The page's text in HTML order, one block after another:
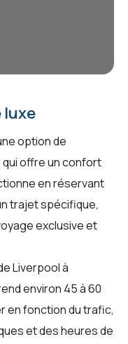
luxe
option de
offre un confort
en réservant
trajet spécifique,
exclusive et
Liverpool à
environ 45 à 60
en fonction du trafic,
et des heures de